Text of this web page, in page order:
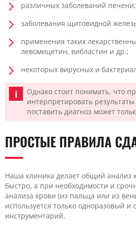
различных заболеваний печени;
заболевания щитовидной
применения таких
левомицетин, вибластин и др.;
некоторых вирусных и
Однако стоит понимать, что
интерпретировать
поставить диагноз может
ПРОСТЫЕ ПРАВИЛА
Наша клиника делает общий анализ
быстро, а при необходимости и
анализа крови (из пальца или из
используется только одноразовый и
инструментарий.